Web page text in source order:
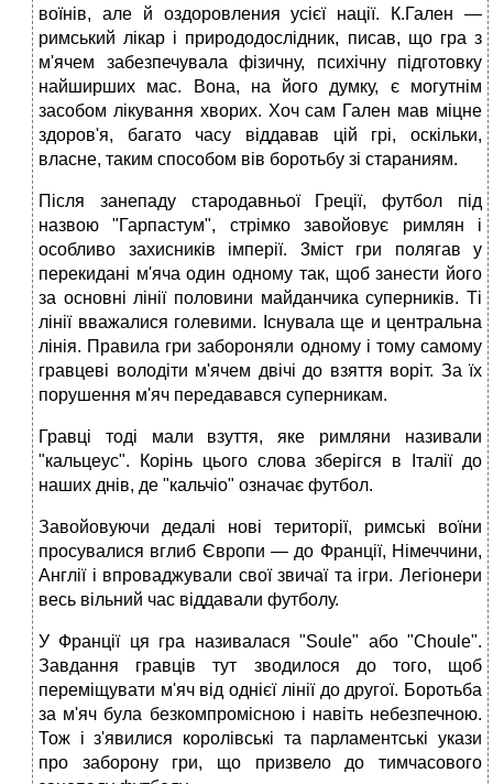
воїнів, але й оздоровления усієї нації. К.Гален —
римський лікар і природодослідник, писав, що гра з
м'ячем забезпечувала фізичну, психічну підготовку
найширших мас. Вона, на його думку, є могутнім
засобом лікування хворих. Хоч сам Гален мав міцне
здоров'я, багато часу віддавав цій грі, оскільки,
власне, таким способом вів боротьбу зі стараниям.
Після занепаду стародавньої Греції, футбол під
назвою "Гарпастум", стрімко завойовує римлян і
особливо захисників імперії. 3міст гри полягав у
перекидані м'яча один одному так, щоб занести його
за основні лінії половини майданчика суперників. Ті
лінії вважалися голевими. Існувала ще и центральна
лінія. Правила гри забороняли одному і тому самому
гравцеві володіти м'ячем двічі до взяття воріт. За їх
порушення м'яч передавався суперникам.
Гравці тоді мали взуття, яке римляни називали
"кальцеус". Корінь цього слова зберігся в Італії до
наших днів, де "кальчіо" означає футбол.
Завойовуючи дедалі нові території, римські воїни
просувалися вглиб Європи — до Франції, Німеччини,
Англії і впроваджували свої звичаї та ігри. Легіонери
весь вільний час віддавали футболу.
У Франції ця гра називалася "Soule" або "Choule".
Завдання гравців тут зводилося до того, щоб
переміщувати м'яч від однієї лінії до другої. Боротьба
за м'яч була безкомпромісною і навіть небезпечною.
Тож і з'явилися королівські та парламентські укази
про заборону гри, що призвело до тимчасового